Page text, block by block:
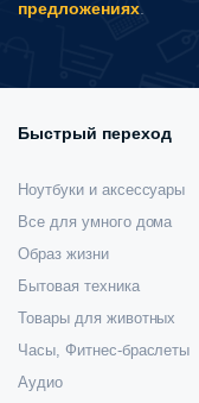
предложениях.
Быстрый переход
Ноутбуки и аксессуары
Все для умного дома
Образ жизни
Бытовая техника
Товары для животных
Часы, Фитнес-браслеты
Аудио